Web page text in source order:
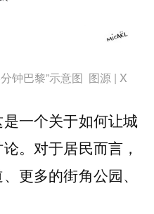
钟巴黎”示意图 图源 | X
一个关于如何让城
。对于居民而言，
更多的街角公园、